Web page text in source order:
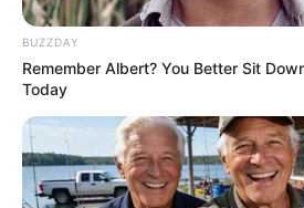
BUZZDAY
Remember Albert? You Better Sit
Today